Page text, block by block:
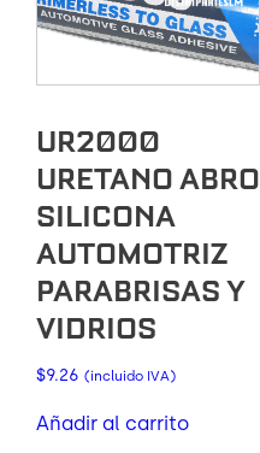
UR2000
URETANO ABRO
SILICONA
AUTOMOTRIZ
PARABRISAS Y
VIDRIOS
$9.26 (incluido IVA)
Añadir al carrito